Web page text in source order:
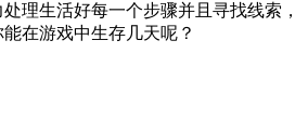
理生活好每一个步骤并且寻找线索，
在游戏中生存几天呢？